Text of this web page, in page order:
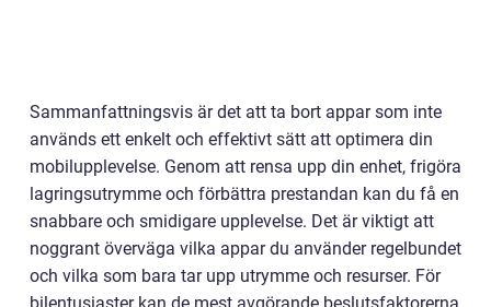
Sammanfattningsvis är det att ta bort appar som inte
används ett enkelt och effektivt sätt att optimera din
mobilupplevelse. Genom att rensa upp din enhet, frigöra
lagringsutrymme och förbättra prestandan kan du få en
snabbare och smidigare upplevelse. Det är viktigt att
noggrant överväga vilka appar du använder regelbundet
och vilka som bara tar upp utrymme och resurser. För